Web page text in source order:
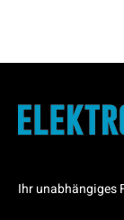
Ihr unabhängiges